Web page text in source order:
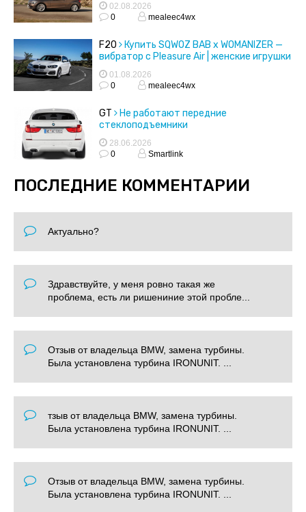
02.08.2026
0
mealeec4wx
F20
Купить SQWOZ BAB x WOMANIZER —
вибратор с Pleasure Air | женские игрушки
01.08.2026
0
mealeec4wx
GT
Не работают передние
стеклоподъемники
28.06.2026
0
Smartlink
ПОСЛЕДНИЕ КОММЕНТАРИИ
Актуально?
Здравствуйте, у меня ровно такая же
проблема, есть ли ришениние этой пробле...
Отзыв от владельца BMW, замена турбины.
Была установлена турбина IRONUNIT. ...
тзыв от владельца BMW, замена турбины.
Была установлена турбина IRONUNIT. ...
Отзыв от владельца BMW, замена турбины.
Была установлена турбина IRONUNIT. ...